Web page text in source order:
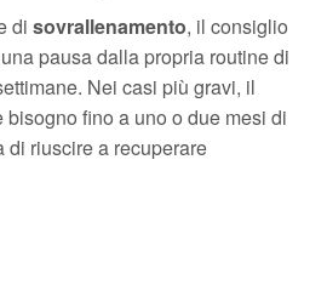
di sovrallenamento, il consiglio
pausa dalla propria routine di
Nei casi più gravi, il
fino a uno o due mesi di
di riuscire a recuperare